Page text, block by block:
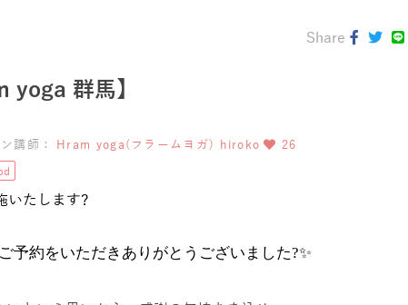
群馬】
講師： Hram yoga(フラームヨガ) hiroko 26
Share
いたします?
予約をいただきありがとうございました?✨